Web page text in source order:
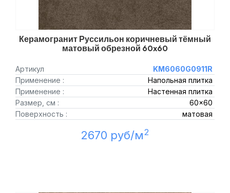
Керамогранит Руссильон коричневый тёмный
матовый обрезной 60x60
Артикул
KM6060G0911R
Применение :
Напольная плитка
Применение :
Настенная плитка
Размер, см :
60x60
Поверхность :
матовая
2670 руб/м2